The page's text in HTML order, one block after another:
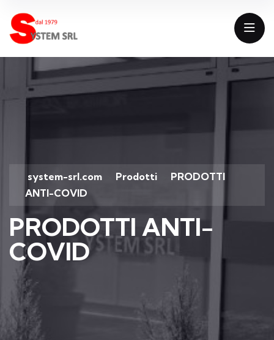
system-srl.com Prodotti
PRODOTTI
ANTI-COVID
PRODOTTI ANTI-
COVID